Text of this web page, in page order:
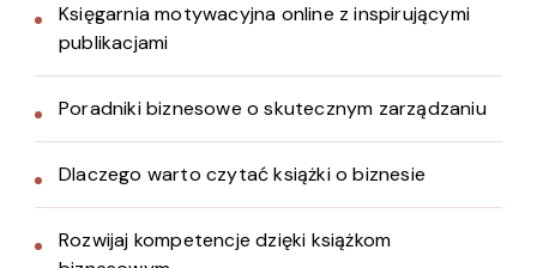
Księgarnia motywacyjna online z inspirującymi
publikacjami
Poradniki biznesowe o skutecznym zarządzaniu
Dlaczego warto czytać książki o biznesie
Rozwijaj kompetencje dzięki książkom